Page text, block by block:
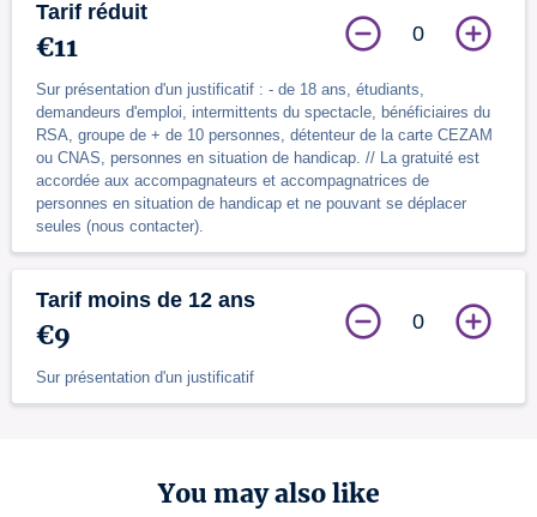
Tarif réduit
€11
Sur présentation d'un justificatif : - de 18 ans, étudiants,
demandeurs d'emploi, intermittents du spectacle, bénéficiaires du
RSA, groupe de + de 10 personnes, détenteur de la carte CEZAM
ou CNAS, personnes en situation de handicap. // La gratuité est
accordée aux accompagnateurs et accompagnatrices de
personnes en situation de handicap et ne pouvant se déplacer
seules (nous contacter).
0
Tarif moins de 12 ans
€9
Sur présentation d'un justificatif
0
You may also like